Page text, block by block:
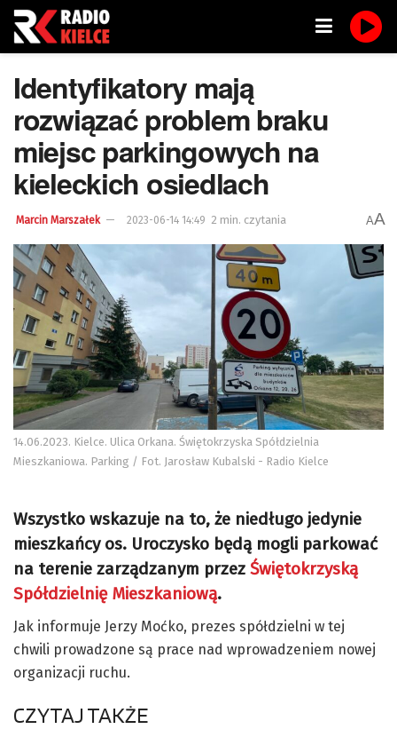
Identyfikatory mają
rozwiązać problem braku
miejsc parkingowych na
kieleckich osiedlach
Marcin Marszałek 2023-06-14 14:49 2 min. czytania AA
14.06.2023. Kielce. Ulica Orkana. Świętokrzyska Spółdzielnia
Mieszkaniowa. Parking / Fot. Jarosław Kubalski - Radio Kielce
Wszystko wskazuje na to, że niedługo jedynie
mieszkańcy os. Uroczysko będą mogli parkować
na terenie zarządzanym przez Świętokrzyską
Spółdzielnię Mieszkaniową.
Jak informuje Jerzy Moćko, prezes spółdzielni w tej
chwili prowadzone są prace nad wprowadzeniem nowej
organizacji ruchu.
CZYTAJ TAKŻE